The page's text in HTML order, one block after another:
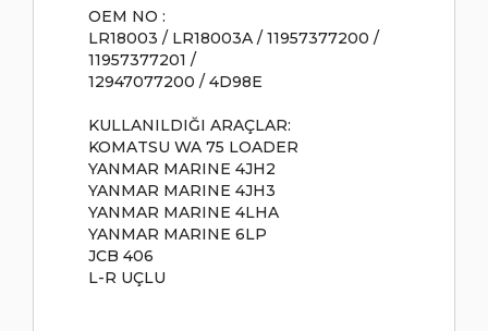
OEM NO :
LR18003 / LR18003A / 11957377200 /
11957377201 /
12947077200 / 4D98E
KULLANILDIĞI ARAÇLAR:
KOMATSU WA 75 LOADER
YANMAR MARINE 4JH2
YANMAR MARINE 4JH3
YANMAR MARINE 4LHA
YANMAR MARINE 6LP
JCB 406
L-R UÇLU